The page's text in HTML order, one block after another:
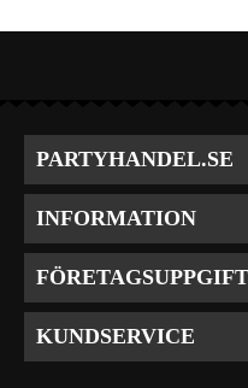
PARTYHANDEL.SE
INFORMATION
KUNDSERVICE